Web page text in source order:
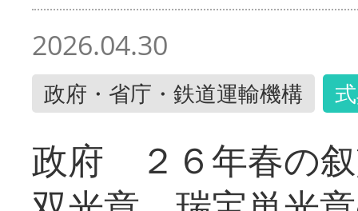
2026.04.30
政府・省庁・鉄道運輸機構
政府 ２６年春の